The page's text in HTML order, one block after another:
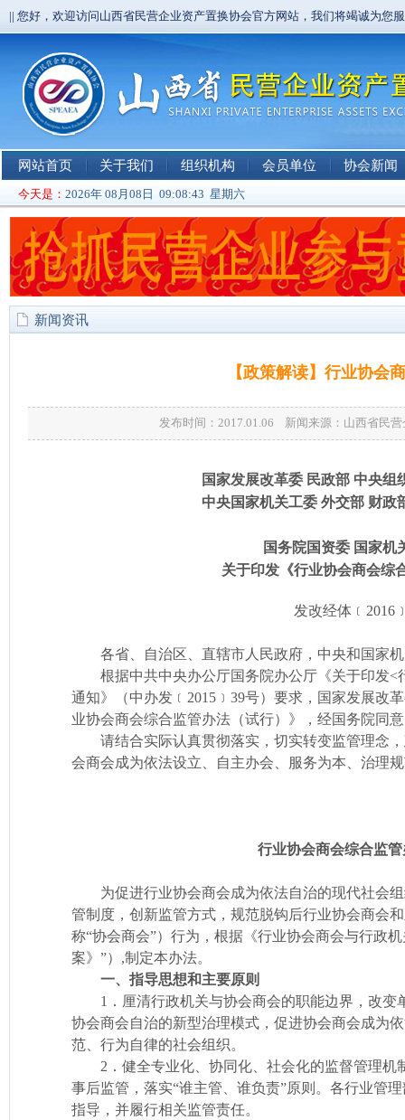
|| 您好，欢迎访问山西省民营企业资产置换协会官方网站，我们将竭诚为您
网站首页 关于我们 组织机构 会员单位 协会新闻
今天是： 2026年 08月08日 09:08:44 星期六
新闻资讯
【政策解读】行业协会
发布时间：2017.01.06 新闻来源：山西省民
国家发展改革委 民政部 中央组
中央国家机关工委 外交部 财政
国务院国资委 国家机
关于印发《行业协会商会综
发改经体
各省、自治区、直辖市人民政府，中央和国家机
根据中共中央办公厅国务院办公厅《关于印发<
通知》（中办发﹝2015﹞39号）要求，国家发展改
业协会商会综合监管办法（试行）》，经国务院同
请结合实际认真贯彻落实，切实转变监管理念，
会商会成为依法设立、自主办会、服务为本、治理
行业协会商会综合监
为促进行业协会商会成为依法自治的现代社会组
管制度，创新监管方式，规范脱钩后行业协会商会
称“协会商会”）行为，根据《行业协会商会与行政
案》”）,制定本办法。
一、指导思想和主要原则
1．厘清行政机关与协会商会的职能边界，改变
协会商会自治的新型治理模式，促进协会商会成为
范、行为自律的社会组织。
2．健全专业化、协同化、社会化的监督管理机
事后监管，落实“谁主管、谁负责”原则。各行业管
指导，并履行相关监管责任。